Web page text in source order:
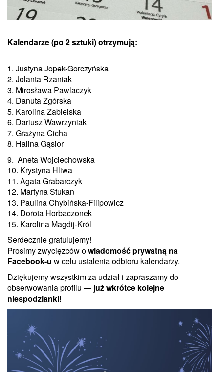
Kalendarze (po 2 sztuki) otrzymują:
1. Justyna Jopek-Gorczyńska
2. Jolanta Rzaniak
3. Mirosława Pawlaczyk
4. Danuta Zgórska
5. Karolina Zabielska
6. Dariusz Wawrzyniak
7. Grażyna Cicha
8. Halina Gąsior
9. Aneta Wojciechowska
10. Krystyna Hliwa
11. Agata Grabarczyk
12. Martyna Stukan
13. Paulina Chybińska-Filipowicz
14. Dorota Horbaczonek
15. Karolina Magdij-Król
Serdecznie gratulujemy!
Prosimy zwycięzców owiadomość prywatną na
Facebook-u w celu ustalenia odbioru kalendarzy.
Dziękujemy wszystkim za udział i zapraszamy do
obserwowania profilu — już wkrótce kolejne
niespodzianki!